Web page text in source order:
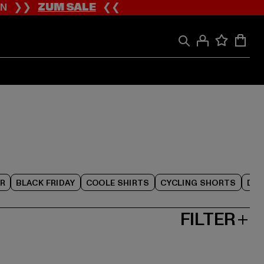
❯❯ZUM SALE❮❮
BLACK FRIDAY COOLE SHIRTS CYCLING SHORTS
FILTER